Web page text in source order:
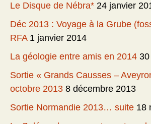
Le Disque de Nébra* 24 janvier
Déc 2013 : Voyage à la Grube
RFA 1 janvier 2014
La géologie entre amis en 2014
Sortie « Grands Causses –
octobre 2013 8 décembre 2013
Sortie Normandie 2013… suite 18